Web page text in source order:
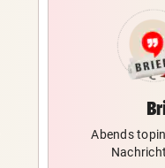
Abends